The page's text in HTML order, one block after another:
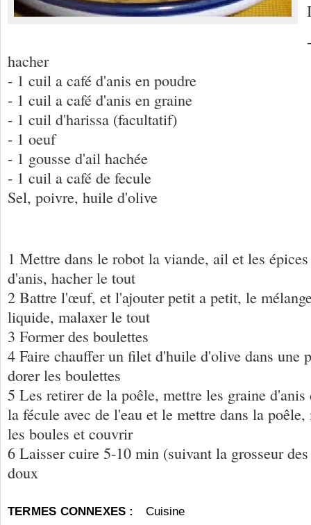
hacher
- 1 cuil a café d'anis en poudre
- 1 cuil a café d'anis en graine
- 1 cuil d'harissa (facultatif)
- 1 oeuf
- 1 gousse d'ail hachée
- 1 cuil a café de fecule
Sel, poivre, huile d'olive
1 Mettre dans le robot la viande, ail et les
d'anis, hacher le tout
2 Battre l'œuf, et l'ajouter petit a petit, le
liquide, malaxer le tout
3 Former des boulettes
4 Faire chauffer un filet d'huile d'olive dans une
dorer les boulettes
5 Les retirer de la poêle, mettre les graine
la fécule avec de l'eau et le mettre dans la poêle,
les boules et couvrir
6 Laisser cuire 5-10 min (suivant la grosseur
doux
TERMES CONNEXES :
Cuisine